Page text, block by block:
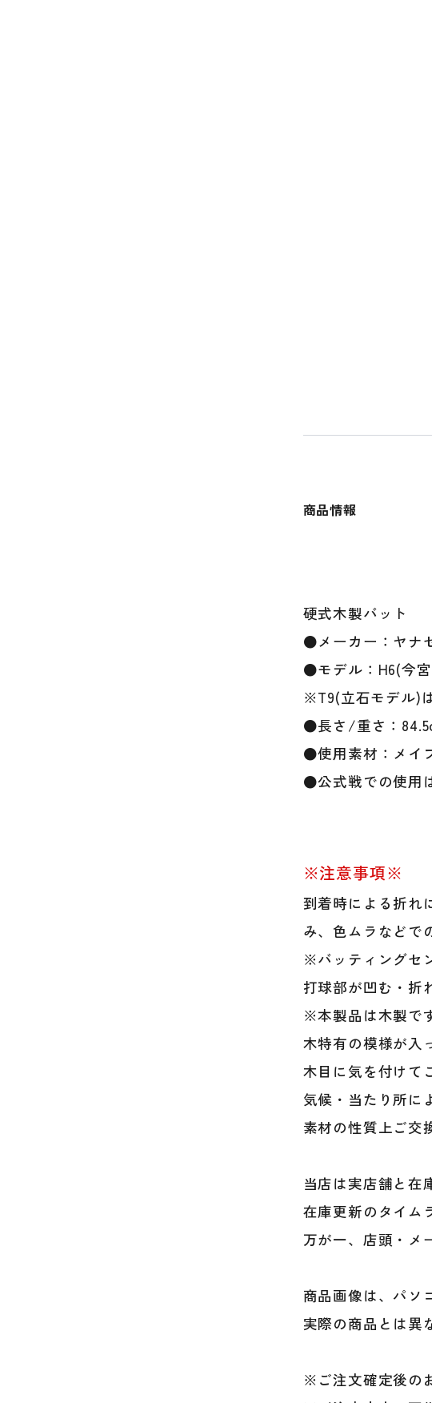
商品情報
硬式木製バット
●メーカー：ヤナ
●モデル：H6(今
※T9(立石モデル)
●長さ/重さ：
●使用素材：メイ
●公式戦での使用
※注意事項※
到着時による折れ
み、色ムラなどで
※バッティングセ
打球部が凹む・折
※本製品は木製で
木特有の模様が入
木目に気を付けて
気候・当たり所に
素材の性質上ご交
当店は実店舗と在
在庫更新のタイム
万が一、店頭・メ
商品画像は、パソ
実際の商品とは異
※ご注文確定後の